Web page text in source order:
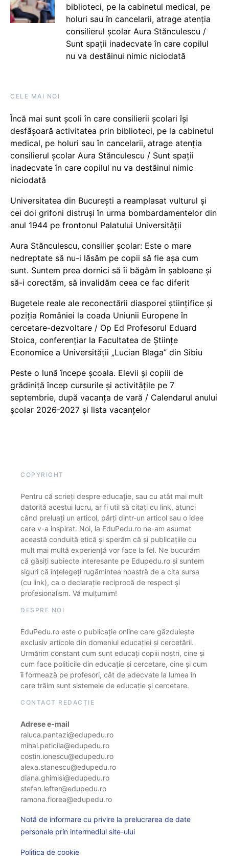
biblioteci, pe la cabinetul medical, pe
holuri sau în cancelarii, atrage atenția
consilierul școlar Aura Stănculescu /
Sunt spații inadecvate în care copilul
nu va destăinui nimic niciodată
CELE MAI NOI
Încă mai sunt școli în care consilierii școlari își
desfășoară activitatea prin biblioteci, pe la cabinetul
medical, pe holuri sau în cancelarii, atrage atenția
consilierul școlar Aura Stănculescu / Sunt spații
inadecvate în care copilul nu va destăinui nimic
niciodată
Universitatea din București a reamplasat vulturul și
cei doi grifoni distruși în urma bombardamentelor din
anul 1944 pe frontonul Palatului Universității
Aura Stănculescu, consilier școlar: Este o mare
nedreptate să nu-i lăsăm pe copii să fie așa cum
sunt. Suntem prea dornici să îi băgăm în șabloane și
să-i corectăm, să invalidăm ceea ce fac diferit
Bugetele reale ale reconectării diasporei științifice și
poziția României la coada Uniunii Europene în
cercetare-dezvoltare / Op Ed Profesorul Eduard
Stoica, conferențiar la Facultatea de Științe
Economice a Universității „Lucian Blaga” din Sibiu
Peste o lună începe școala. Elevii și copiii de
grădiniță încep cursurile și activitățile pe 7
septembrie, după vacanța de vară / Calendarul anului
școlar 2026-2027 și lista vacanțelor
COPYRIGHT
Pentru că scrieți despre educație, sau cu atât mai mult
datorită acestui lucru, ar fi util să citați cu link, atunci
când preluați un articol, părți dintr-un articol sau o idee
care v-a inspirat. Noi, la EduPedu.ro ne-am asumat
această conduită etică și sperăm că și publicațiile cu
mult mai multă experiență vor face la fel. Ne bucurăm
că găsiți subiecte interesante pe Edupedu.ro și suntem
siguri că înțelegeți rugămintea noastră de a cita sursa
(cu link), ca o declarație reciprocă de respect și
profesionalism. Vă mulțumim!
DESPRE NOI
EduPedu.ro este o publicație online care găzduiește
exclusiv articole din domeniul educației și cercetării.
Urmărim constant cum sunt educați copiii noștri, cine și
cum face politicile din educație și cercetare, cine și cum
îi formează pe profesori, cât de adecvate la lumea în
care trăim sunt sistemele de educație și cercetare.
CONTACT REDACȚIE
Adrese e-mail
raluca.pantazi@edupedu.ro
mihai.peticila@edupedu.ro
costin.ionescu@edupedu.ro
alexa.stanescu@edupedu.ro
diana.ghimisi@edupedu.ro
stefan.lefter@edupedu.ro
ramona.florea@edupedu.ro
Notă de informare cu privire la prelucrarea de date
personale prin intermediul site-ului
Politica de cookie